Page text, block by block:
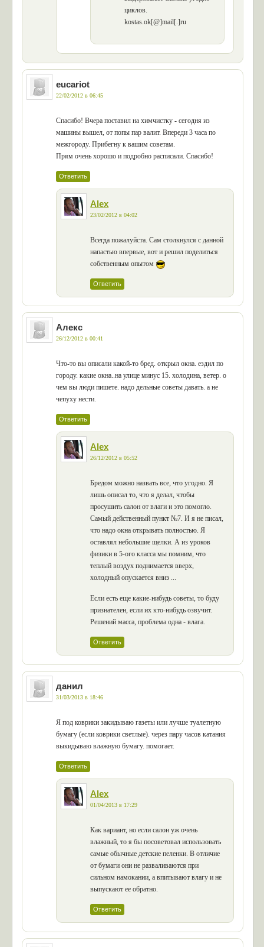
циклов.
kostas.ok[@]mail[.]ru
eucariot
22/02/2012 в 06:45
Спасибо! Вчера поставил на химчистку - сегодня из
машины вышел, от попы пар валит. Впереди 3 часа по
межгороду. Прибегну к вашим советам.
Прям очень хорошо и подробно расписали. Спасибо!
Ответить
Alex
23/02/2012 в 04:02
Всегда пожалуйста. Сам столкнулся с данной
напастью впервые, вот и решил поделиться
собственным опытом
Ответить
Алекс
26/12/2012 в 00:41
Что-то вы описали какой-то бред. открыл окна. ездил по
городу. какие окна..на улице минус 15. холодина, ветер. о
чем вы люди пишете. надо дельные советы давать. а не
чепуху нести.
Ответить
Alex
26/12/2012 в 05:52
Бредом можно назвать все, что угодно. Я
лишь описал то, что я делал, чтобы
просушить салон от влаги и это помогло.
Самый действенный пункт №7. И я не писал,
что надо окна открывать полностью. Я
оставлял небольшие щелки. А из уроков
физики в 5-ого класса мы помним, что
теплый воздух поднимается вверх,
холодный опускается вниз ...
Если есть еще какие-нибудь советы, то буду
признателен, если их кто-нибудь озвучит.
Решений масса, проблема одна - влага.
Ответить
данил
31/03/2013 в 18:46
Я под коврики закидываю газеты или лучше туалетную
бумагу (если коврики светлые). через пару часов катания
выкидываю влажную бумагу. помогает.
Ответить
Alex
01/04/2013 в 17:29
Как вариант, но если салон уж очень
влажный, то я бы посоветовал использовать
самые обычные детские пеленки. В отличие
от бумаги они не разваливаются при
сильном намокании, а впитывают влагу и не
выпускают ее обратно.
Ответить